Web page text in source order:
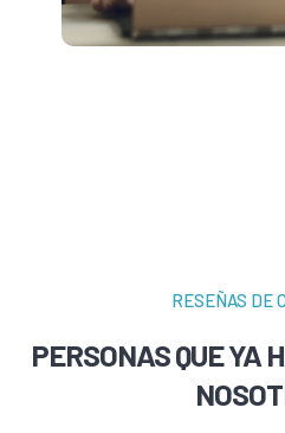
RESEÑAS DE
PERSONAS QUE YA